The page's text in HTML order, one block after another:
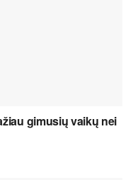
gimusių vaikų nei